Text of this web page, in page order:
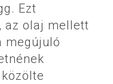
Ezt
az olaj mellett
megújuló